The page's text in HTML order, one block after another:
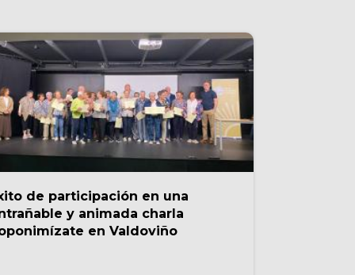
de participación en una
y animada charla
en Valdoviño